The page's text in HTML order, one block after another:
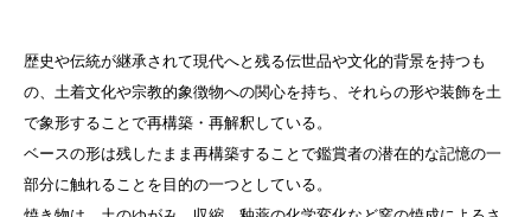
歴史や伝統が継承されて現代へと残る伝世品や文化的背景を持つも
の、土着文化や宗教的象徴物への関心を持ち、それらの形や装飾を土
で象形することで再構築・再解釈している。
ベースの形は残したまま再構築することで鑑賞者の潜在的な記憶の一
部分に触れることを目的の一つとしている。